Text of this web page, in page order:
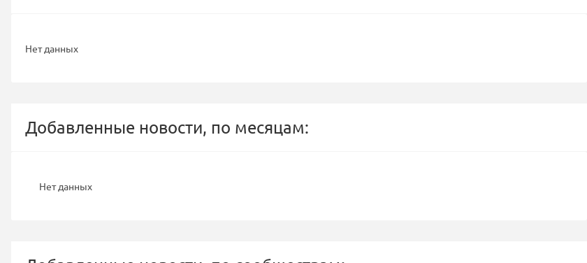
Нет данных
Добавленные новости, по месяцам:
Нет данных